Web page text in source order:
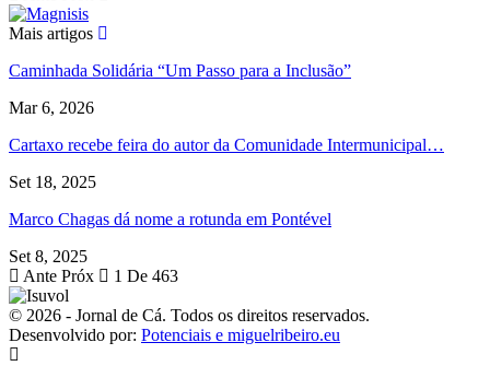
Mais artigos
Caminhada Solidária “Um Passo para a Inclusão”
Mar 6, 2026
Cartaxo recebe feira do autor da Comunidade Intermunicipal…
Set 18, 2025
Marco Chagas dá nome a rotunda em Pontével
Set 8, 2025
Ante Próx 1 De 463
© 2026 - Jornal de Cá. Todos os direitos reservados.
Desenvolvido por: Potenciais e miguelribeiro.eu